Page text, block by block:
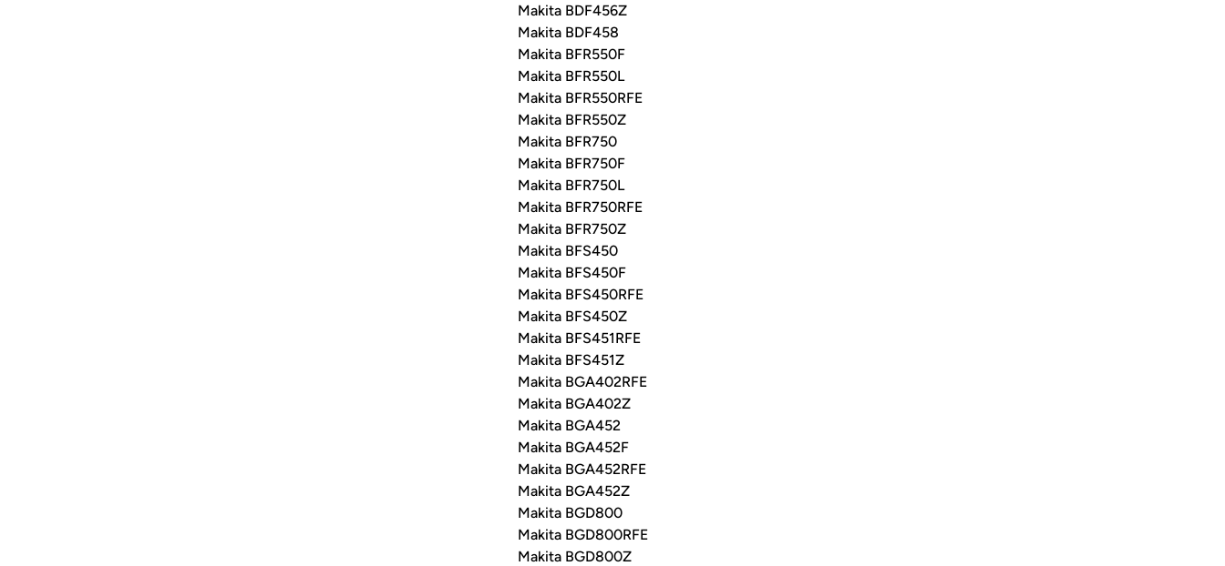
Makita BDF456Z
Makita BDF458
Makita BFR550F
Makita BFR550L
Makita BFR550RFE
Makita BFR550Z
Makita BFR750
Makita BFR750F
Makita BFR750L
Makita BFR750RFE
Makita BFR750Z
Makita BFS450
Makita BFS450F
Makita BFS450RFE
Makita BFS450Z
Makita BFS451RFE
Makita BFS451Z
Makita BGA402RFE
Makita BGA402Z
Makita BGA452
Makita BGA452F
Makita BGA452RFE
Makita BGA452Z
Makita BGD800
Makita BGD800RFE
Makita BGD800Z